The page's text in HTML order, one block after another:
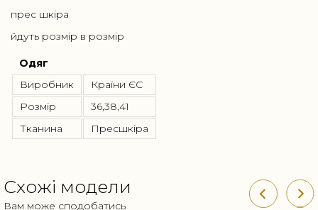
прес шкіра
йдуть розмір в розмір
Одяг
Виробник
Країни ЄС
Розмір
36,38,41
Тканина
Пресшкіра
Схожі модели
Вам може сподобатись